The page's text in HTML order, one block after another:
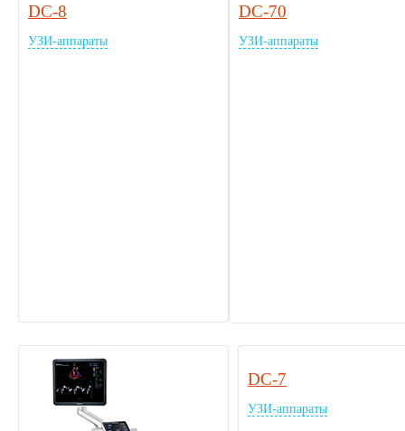
DC-8
УЗИ-аппараты
DC-70
УЗИ-аппараты
DC-7
УЗИ-аппараты